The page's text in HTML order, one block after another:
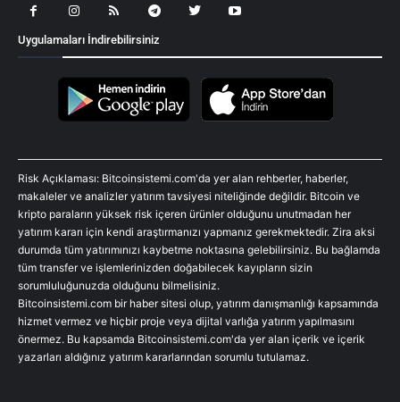
Uygulamaları İndirebilirsiniz
Risk Açıklaması: Bitcoinsistemi.com'da yer alan rehberler, haberler,
makaleler ve analizler yatırım tavsiyesi niteliğinde değildir. Bitcoin ve
kripto paraların yüksek risk içeren ürünler olduğunu unutmadan her
yatırım kararı için kendi araştırmanızı yapmanız gerekmektedir. Zira aksi
durumda tüm yatırımınızı kaybetme noktasına gelebilirsiniz. Bu bağlamda
tüm transfer ve işlemlerinizden doğabilecek kayıpların sizin
sorumluluğunuzda olduğunu bilmelisiniz.
Bitcoinsistemi.com bir haber sitesi olup, yatırım danışmanlığı kapsamında
hizmet vermez ve hiçbir proje veya dijital varlığa yatırım yapılmasını
önermez. Bu kapsamda Bitcoinsistemi.com'da yer alan içerik ve içerik
yazarları aldığınız yatırım kararlarından sorumlu tutulamaz.